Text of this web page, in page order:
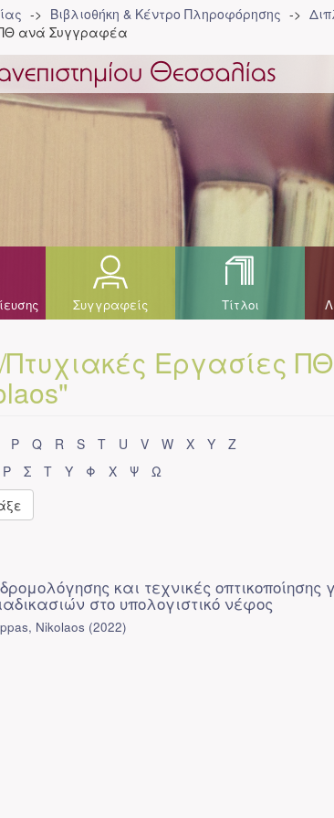
Βιβλιοθήκη & Κέντρο Πληροφόρησης
ΠΘ ανά Συγγραφέα
Συγγραφείς Τίτλοι
Εργασίες
P Q R S T U V W X Y
Z
Ρ Σ Τ Υ Φ Χ Ψ
Ω
και τεχνικές οπτικοποίησης
στο υπολογιστικό νέφος
Nikolaos (2022)